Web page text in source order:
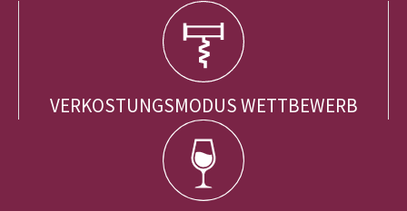
VERKOSTUNGSMODUS WETTBEWERB